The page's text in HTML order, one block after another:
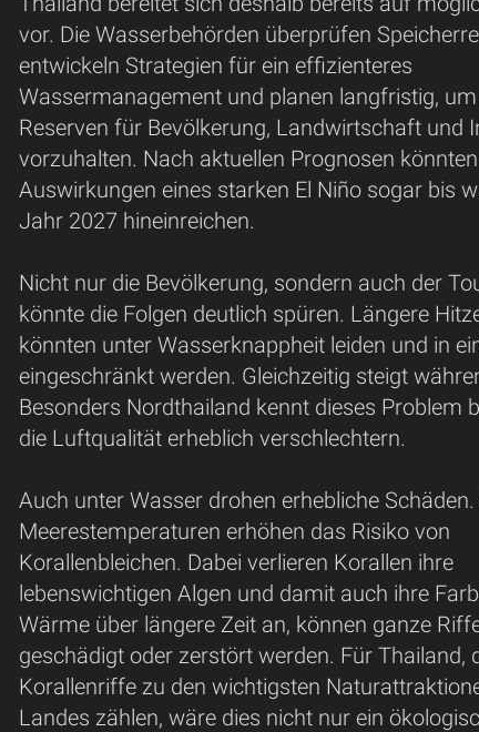
vor. Die Wasserbehörden überprüfen
entwickeln Strategien für ein effizienteres
Wassermanagement und planen langfristig,
Reserven für Bevölkerung, Landwirtschaft und
vorzuhalten. Nach aktuellen Prognosen
Auswirkungen eines starken El Niño sogar bis
Jahr 2027 hineinreichen.
Nicht nur die Bevölkerung, sondern auch der
könnte die Folgen deutlich spüren. Längere
könnten unter Wasserknappheit leiden und in
eingeschränkt werden. Gleichzeitig steigt
Besonders Nordthailand kennt dieses Problem
die Luftqualität erheblich verschlechtern.
Auch unter Wasser drohen erhebliche
Meerestemperaturen erhöhen das Risiko von
Korallenbleichen. Dabei verlieren Korallen ihre
lebenswichtigen Algen und damit auch ihre
Wärme über längere Zeit an, können ganze
geschädigt oder zerstört werden. Für Thailand,
Korallenriffe zu den wichtigsten
Landes zählen, wäre dies nicht nur ein